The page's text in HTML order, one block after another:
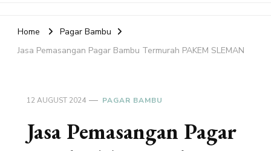
Home
Pagar Bambu
Jasa Pemasangan Pagar Bambu Termurah PAKEM SLEMAN
12 AUGUST 2024 PAGAR BAMBU
Jasa Pemasangan Pagar